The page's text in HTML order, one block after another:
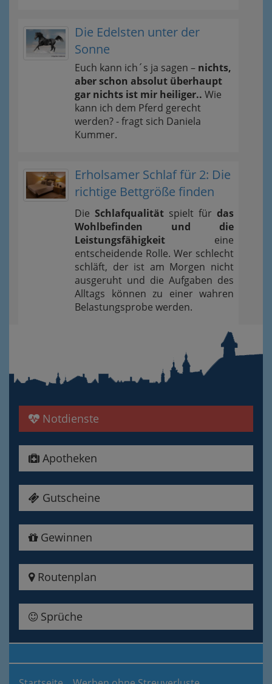
Die Edelsten unter der
Sonne
Euch kann ich´s ja sagen – nichts,
aber schon absolut überhaupt
gar nichts ist mir heiliger.. Wie
kann ich dem Pferd gerecht
werden? - fragt sich Daniela
Kummer.
Erholsamer Schlaf für 2: Die
richtige Bettgröße finden
Die Schlafqualität spielt für das
Wohlbefinden und die
Leistungsfähigkeit eine
entscheidende Rolle. Wer schlecht
schläft, der ist am Morgen nicht
ausgeruht und die Aufgaben des
Alltags können zu einer wahren
Belastungsprobe werden.
Notdienste
Apotheken
Gutscheine
Gewinnen
Routenplan
Sprüche